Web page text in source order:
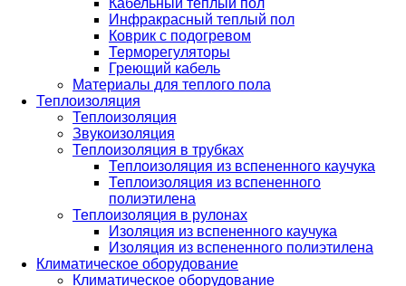
Кабельный теплый пол
Инфракрасный теплый пол
Коврик с подогревом
Терморегуляторы
Греющий кабель
Материалы для теплого пола
Теплоизоляция
Теплоизоляция
Звукоизоляция
Теплоизоляция в трубках
Теплоизоляция из вспененного каучука
Теплоизоляция из вспененного
полиэтилена
Теплоизоляция в рулонах
Изоляция из вспененного каучука
Изоляция из вспененного полиэтилена
Климатическое оборудование
Климатическое оборудование